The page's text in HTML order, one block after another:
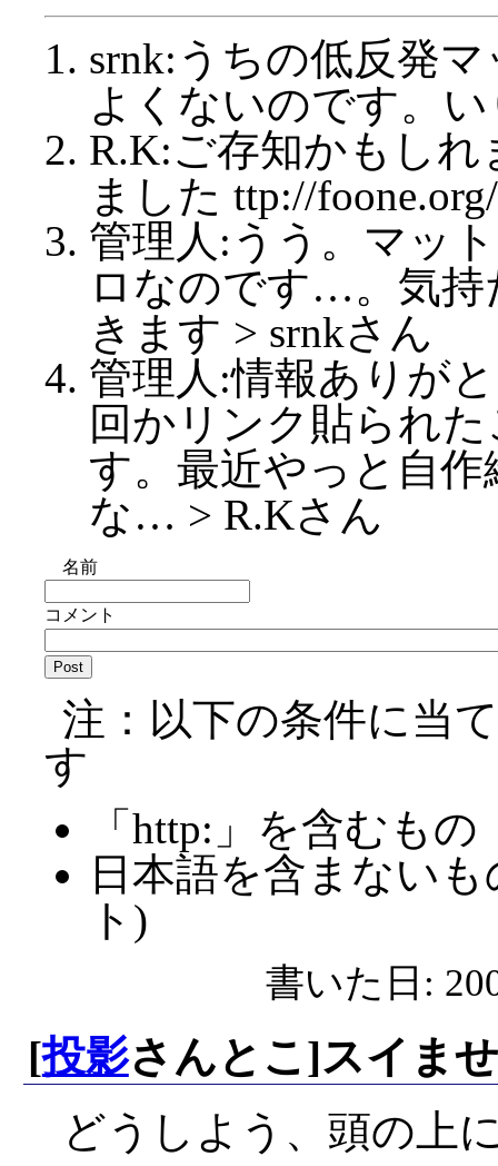
srnk:うちの低反発
よくないのです。
R.K:ご存知かもし
ました ttp://
管理人:うう。マッ
ロなのです…。気
きます > srnkさん
管理人:情報ありが
回かリンク貼られ
す。最近やっと自
な… > R.Kさん
名前
コメント
注：以下の条件に当
す
「http:」を含むもの
日本語を含まない
ト)
書いた日:
[投影さんとこ]スイま
どうしよう、頭の上